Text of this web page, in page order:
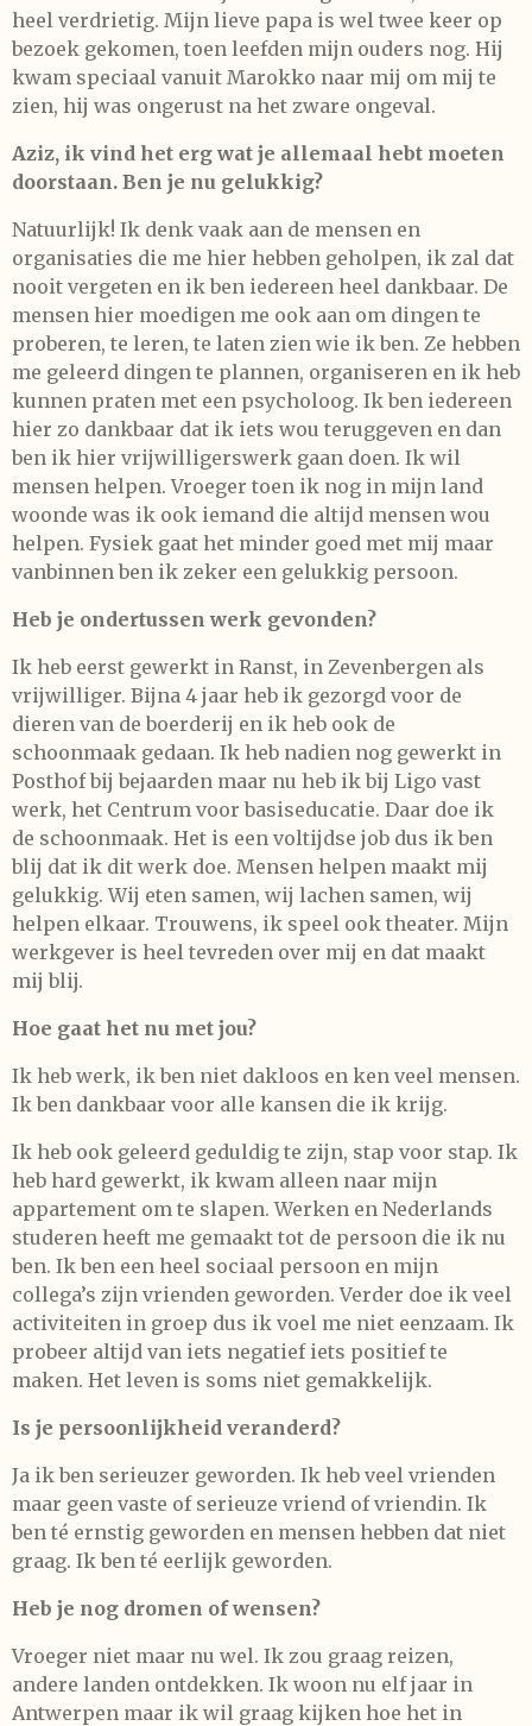
heel verdrietig. Mijn lieve papa is wel twee keer op
bezoek gekomen, toen leefden mijn ouders nog. Hij
kwam speciaal vanuit Marokko naar mij om mij te
zien, hij was ongerust na het zware ongeval.
Aziz, ik vind het erg wat je allemaal hebt moeten
doorstaan. Ben je nu gelukkig?
Natuurlijk! Ik denk vaak aan de mensen en
organisaties die me hier hebben geholpen, ik zal dat
nooit vergeten en ik ben iedereen heel dankbaar. De
mensen hier moedigen me ook aan om dingen te
proberen, te leren, te laten zien wie ik ben. Ze hebben
me geleerd dingen te plannen, organiseren en ik heb
kunnen praten met een psycholoog. Ik ben iedereen
hier zo dankbaar dat ik iets wou teruggeven en dan
ben ik hier vrijwilligerswerk gaan doen. Ik wil
mensen helpen. Vroeger toen ik nog in mijn land
woonde was ik ook iemand die altijd mensen wou
helpen. Fysiek gaat het minder goed met mij maar
vanbinnen ben ik zeker een gelukkig persoon.
Heb je ondertussen werk gevonden?
Ik heb eerst gewerkt in Ranst, in Zevenbergen als
vrijwilliger. Bijna 4 jaar heb ik gezorgd voor de
dieren van de boerderij en ik heb ook de
schoonmaak gedaan. Ik heb nadien nog gewerkt in
Posthof bij bejaarden maar nu heb ik bij Ligo vast
werk, het Centrum voor basiseducatie. Daar doe ik
de schoonmaak. Het is een voltijdse job dus ik ben
blij dat ik dit werk doe. Mensen helpen maakt mij
gelukkig. Wij eten samen, wij lachen samen, wij
helpen elkaar. Trouwens, ik speel ook theater. Mijn
werkgever is heel tevreden over mij en dat maakt
mij blij.
Hoe gaat het nu met jou?
Ik heb werk, ik ben niet dakloos en ken veel mensen.
Ik ben dankbaar voor alle kansen die ik krijg.
Ik heb ook geleerd geduldig te zijn, stap voor stap. Ik
heb hard gewerkt, ik kwam alleen naar mijn
appartement om te slapen. Werken en Nederlands
studeren heeft me gemaakt tot de persoon die ik nu
ben. Ik ben een heel sociaal persoon en mijn
collega’s zijn vrienden geworden. Verder doe ik veel
activiteiten in groep dus ik voel me niet eenzaam. Ik
probeer altijd van iets negatief iets positief te
maken. Het leven is soms niet gemakkelijk.
Is je persoonlijkheid veranderd?
Ja ik ben serieuzer geworden. Ik heb veel vrienden
maar geen vaste of serieuze vriend of vriendin. Ik
ben té ernstig geworden en mensen hebben dat niet
graag. Ik ben té eerlijk geworden.
Heb je nog dromen of wensen?
Vroeger niet maar nu wel. Ik zou graag reizen,
andere landen ontdekken. Ik woon nu elf jaar in
Antwerpen maar ik wil graag kijken hoe het in